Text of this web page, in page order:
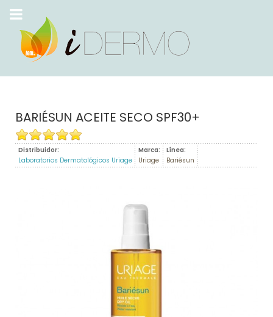
BARIÉSUN ACEITE SECO SPF30+
Distribuidor:
Laboratorios Dermatológicos Uriage
Marca:
Uriage
Línea:
Bariésun